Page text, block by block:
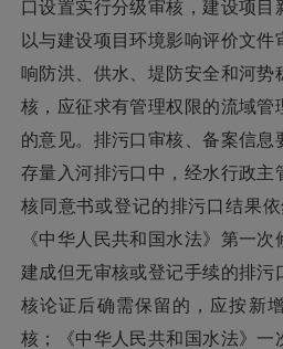
口设置实行分级审核，建设项
以与建设项目环境影响评价文
响防洪、供水、堤防安全和河势
核，应征求有管理权限的流域管
的意见。排污口审核、备案信息
存量入河排污口中，经水行政主
核同意书或登记的排污口结果依
《中华人民共和国水法》第一
建成但无审核或登记手续的排污
核论证后确需保留的，应按新
核；《中华人民共和国水法》一